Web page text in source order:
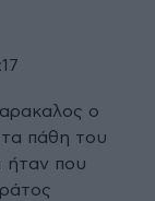
ο
πάθη του
ήταν που